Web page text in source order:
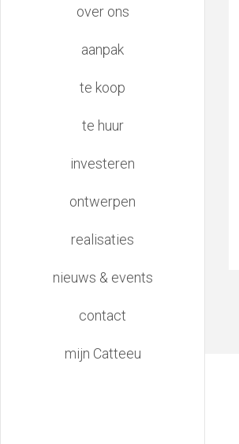
navigation
over ons
aanpak
te koop
te huur
investeren
ontwerpen
realisaties
nieuws & events
contact
mijn Catteeu